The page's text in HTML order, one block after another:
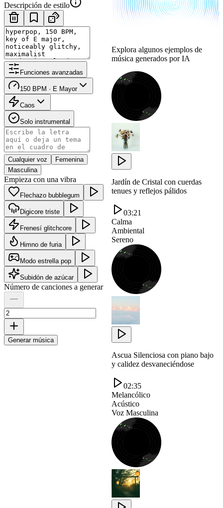
Descripción de estilo
Funciones avanzadas
150 BPM · E Mayor
Caos
Solo instrumental
Cualquier voz
Femenina
Masculina
Empieza con una vibra
Flechazo bubblegum
Digicore triste
Frenesí glitchcore
Himno de furia
Modo estrella pop
Subidón de azúcar
Número de canciones a generar
Generar música
Explora algunos ejemplos de
música generados por IA
Jardín de Cristal con cuerdas
tenues y reflejos pálidos
03:21
Calma
Ambiental
Sereno
Ascua Silenciosa con piano bajo
y calidez desvaneciéndose
02:35
Melancólico
Acústico
Voz Masculina